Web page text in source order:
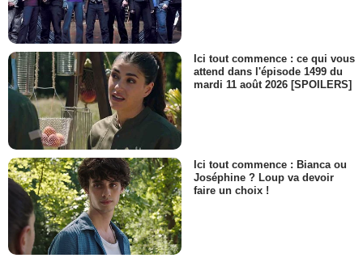
Ici tout commence : ce qui vous
attend dans l'épisode 1499 du
mardi 11 août 2026 [SPOILERS]
Ici tout commence : Bianca ou
Joséphine ? Loup va devoir
faire un choix !